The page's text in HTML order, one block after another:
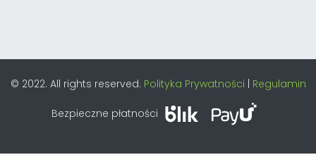
© 2022. All rights reserved. Polityka Prywatności | Regulamin
Bezpieczne płatności